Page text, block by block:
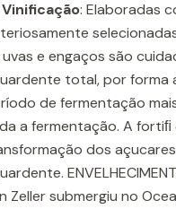
Vinificação: Elaboradas
uvas e engaços são
total, por forma
de fermentação
a fermentação. A
dos
Zeller submergiu no